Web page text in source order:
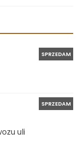
SPRZEDAM
SPRZEDAM
uli